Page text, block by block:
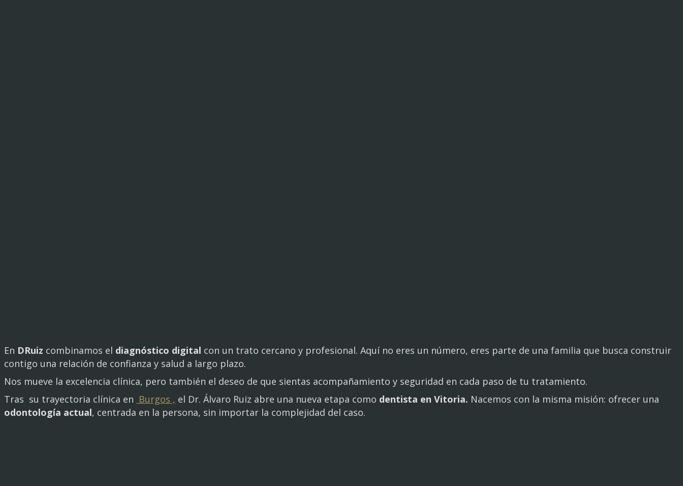
En DRuiz combinamos el diagnóstico digital con un trato cercano y profesional. Aquí no eres un número, eres parte de una familia que busca construir
contigo una relación de confianza y salud a largo plazo.
Nos mueve la excelencia clínica, pero también el deseo de que sientas acompañamiento y seguridad en cada paso de tu tratamiento.
Tras su trayectoria clínica en Burgos , el Dr. Álvaro Ruiz abre una nueva etapa como dentista en Vitoria. Nacemos con la misma misión: ofrecer una
odontología actual, centrada en la persona, sin importar la complejidad del caso.